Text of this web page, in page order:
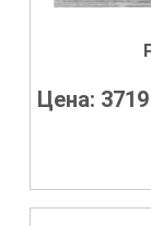
Цена: 3719